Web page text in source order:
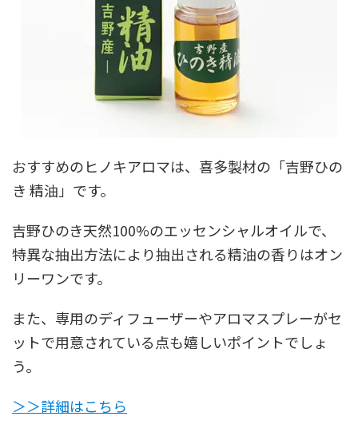
おすすめのヒノキアロマは、喜多製材の「吉野ひの
き 精油」です。
吉野ひのき天然100%のエッセンシャルオイルで、
特異な抽出方法により抽出される精油の香りはオン
リーワンです。
また、専用のディフューザーやアロマスプレーがセ
ットで用意されている点も嬉しいポイントでしょ
う。
＞＞詳細はこちら